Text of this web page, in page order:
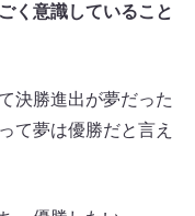
く意識していること
決勝進出が夢だった
て夢は優勝だと言え